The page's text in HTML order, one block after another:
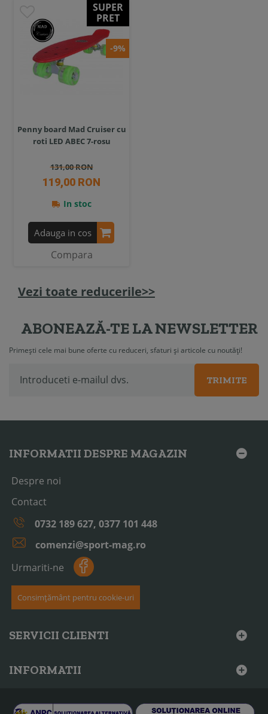
SUPER
PRET
-9%
Penny board Mad Cruiser cu
roti LED ABEC 7-rosu
131,00 RON
119,00 RON
In stoc
Adauga in cos
Compara
Vezi toate reducerile>>
ABONEAZĂ-TE LA NEWSLETTER
Primești cele mai bune oferte cu reduceri, sfaturi și articole cu noutăți!
TRIMITE
INFORMATII DESPRE MAGAZIN
Despre noi
Contact
0732 189 627, 0377 101 448
comenzi@sport-mag.ro
Urmariti-ne
Consimțământ pentru cookie-uri
SERVICII CLIENTI
INFORMATII